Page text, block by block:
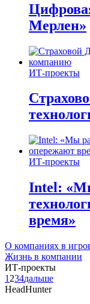
Мерлен»
ИТ-проекты
ИТ-проекты
Intel:
время»
О компаниях в
Жизнь в компании
ИТ-проекты
1 234дальше
HeadHunter